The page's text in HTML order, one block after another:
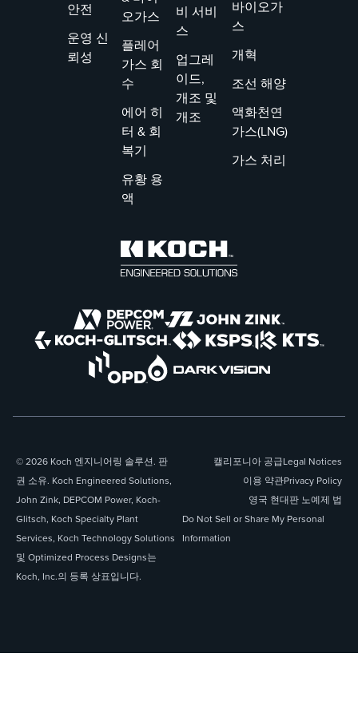
안전
운영 신
뢰성
오가스
플레어
가스 회
수
에어 히
터 & 회
복기
유황 용
액
비 서비
스
업그레
이드,
개조 및
개조
바이오가
스
개혁
조선 해양
액화천연
가스(LNG)
가스 처리
© 2026 Koch 엔지니어링 솔루션. 판
권 소유. Koch Engineered Solutions,
John Zink, DEPCOM Power, Koch-
Glitsch, Koch Specialty Plant
Services, Koch Technology Solutions
및 Optimized Process Designs는
Koch, Inc.의 등록 상표입니다.
캘리포니아 공급Legal Notices
이용 약관Privacy Policy
영국 현대판 노예제 법
Do Not Sell or Share My Personal
Information